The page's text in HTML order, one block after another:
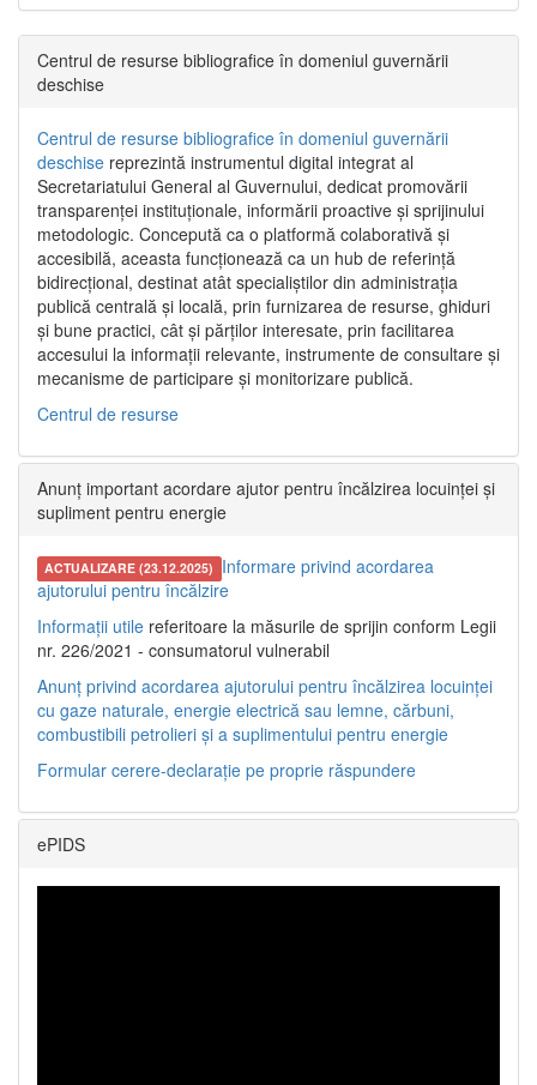
Centrul de resurse bibliografice în domeniul guvernării
deschise
Centrul de resurse bibliografice în domeniul guvernării
deschise reprezintă instrumentul digital integrat al
Secretariatului General al Guvernului, dedicat promovării
transparenței instituționale, informării proactive și sprijinului
metodologic. Concepută ca o platformă colaborativă și
accesibilă, aceasta funcționează ca un hub de referință
bidirecțional, destinat atât specialiștilor din administrația
publică centrală și locală, prin furnizarea de resurse, ghiduri
și bune practici, cât și părților interesate, prin facilitarea
accesului la informații relevante, instrumente de consultare și
mecanisme de participare și monitorizare publică.
Centrul de resurse
Anunț important acordare ajutor pentru încălzirea locuinței și
supliment pentru energie
ACTUALIZARE (23.12.2025) Informare privind acordarea
ajutorului pentru încălzire
Informații utile referitoare la măsurile de sprijin conform Legii
nr. 226/2021 - consumatorul vulnerabil
Anunț privind acordarea ajutorului pentru încălzirea locuinței
cu gaze naturale, energie electrică sau lemne, cărbuni,
combustibili petrolieri și a suplimentului pentru energie
Formular cerere-declarație pe proprie răspundere
ePIDS